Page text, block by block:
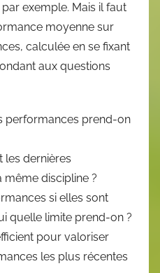
exemple. Mais il faut
moyenne sur
calculée en se fixant
aux questions
performances prend-on
les dernières
discipline ?
si elles sont
quelle limite prend-on ?
pour valoriser
les plus récentes